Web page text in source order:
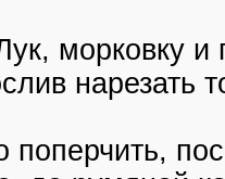
морковку
нарезать